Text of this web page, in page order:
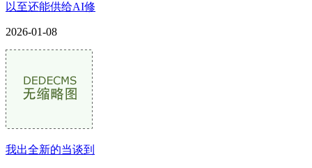
以至还能供给AI修
2026-01-08
我出全新的当谈到